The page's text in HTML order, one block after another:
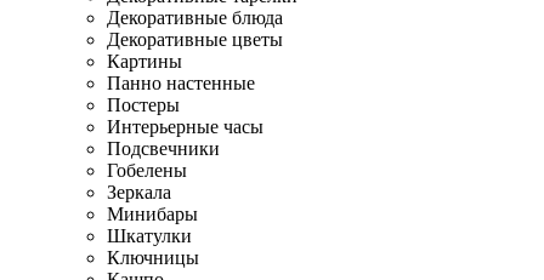
Декоративные блюда
Декоративные цветы
Картины
Панно настенные
Постеры
Интерьерные часы
Подсвечники
Гобелены
Зеркала
Минибары
Шкатулки
Ключницы